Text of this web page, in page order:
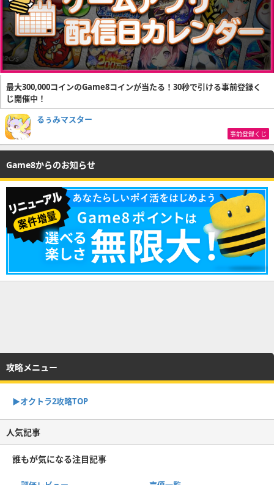
最大300,000コインのGame8コインが当たる！30秒で引ける事前登録く
じ開催中！
るぅみマスター
事前登録くじ
Game8からのお知らせ
攻略メニュー
▶︎オクトラ2攻略TOP
人気記事
誰もが気になる注目記事